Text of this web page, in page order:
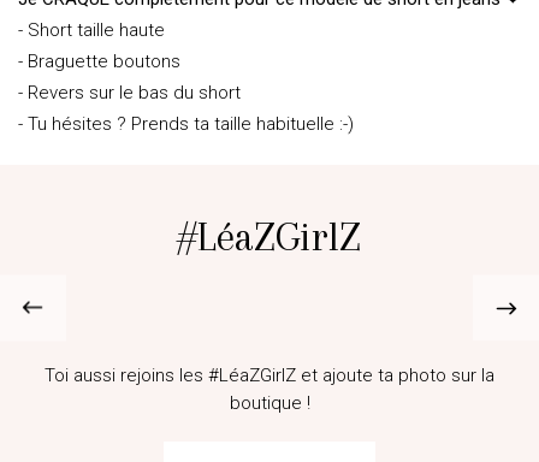
- Short taille haute
- Braguette boutons
- Revers sur le bas du short
- Tu hésites ? Prends ta taille habituelle :-)
#LéaZGirlZ
Toi aussi rejoins les #LéaZGirlZ et ajoute ta photo sur la
boutique !